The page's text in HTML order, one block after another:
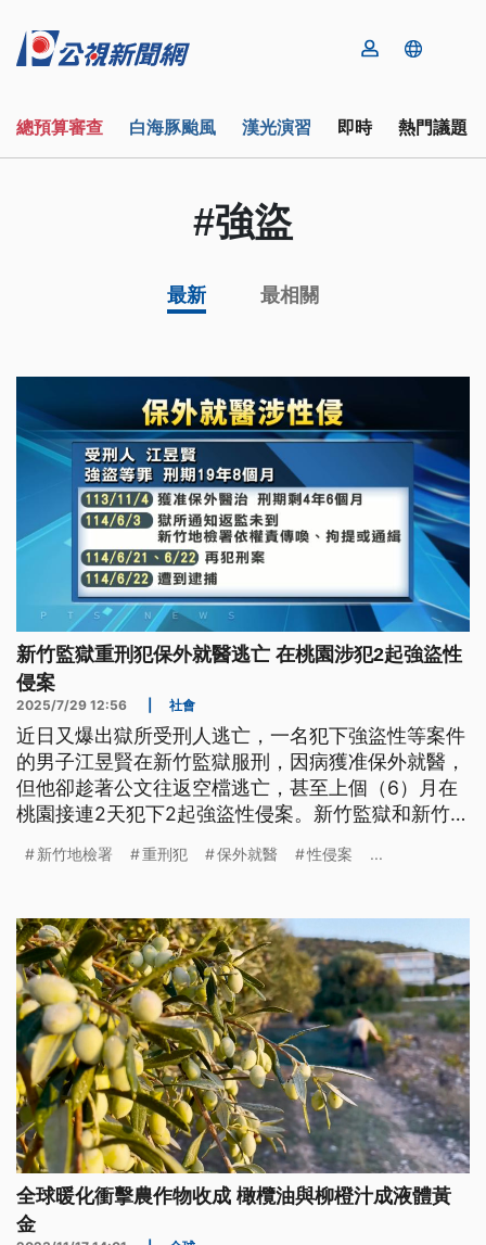
總預算審查 白海豚颱風 漢光演習 即時 熱門議題
#強盜
最新 最相關
新竹監獄重刑犯保外就醫逃亡 在桃園涉犯2起強盜性
侵案
2025/7/29 12:56 社會
近日又爆出獄所受刑人逃亡，一名犯下強盜性等案件
的男子江昱賢在新竹監獄服刑，因病獲准保外就醫，
但他卻趁著公文往返空檔逃亡，甚至上個（6）月在
桃園接連2天犯下2起強盜性侵案。新竹監獄和新竹地
2名女子無辜受害。新竹地檢署表示，全案處理都符
討、精進保外督管、落實內控，希望杜絕此類事件再
發生。
新竹地檢署 重刑犯 保外就醫 性侵案 ...
全球暖化衝擊農作物收成 橄欖油與柳橙汁成液體黃
金